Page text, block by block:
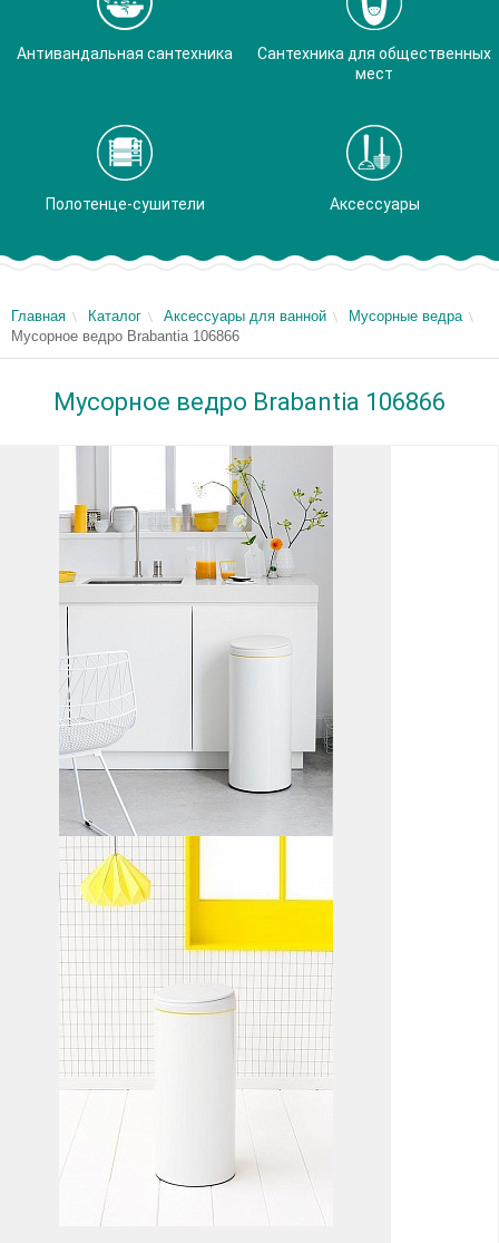
Антивандальная сантехника
Сантехника для общественных
мест
Полотенце-сушители Аксессуары
Главная Каталог Аксессуары для ванной
Мусорные ведра
Мусорное ведро Brabantia 106866
Мусорное ведро Brabantia 106866